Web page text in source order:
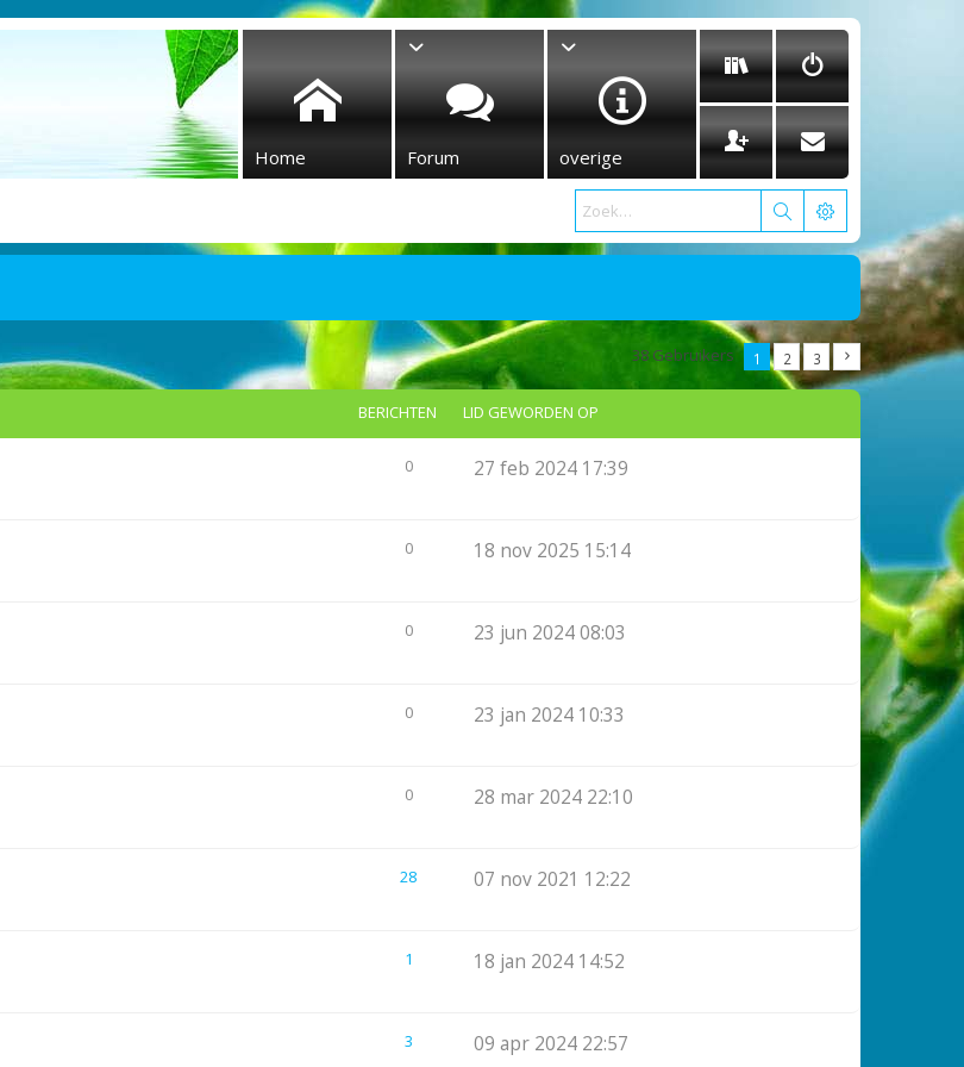
Home Forum overige
38 Gebruikers 1 2 3
BERICHTEN LID GEWORDEN OP
0 27 feb 2024 17:39
0 18 nov 2025 15:14
0 23 jun 2024 08:03
0 23 jan 2024 10:33
0 28 mar 2024 22:10
28 07 nov 2021 12:22
1 18 jan 2024 14:52
3 09 apr 2024 22:57